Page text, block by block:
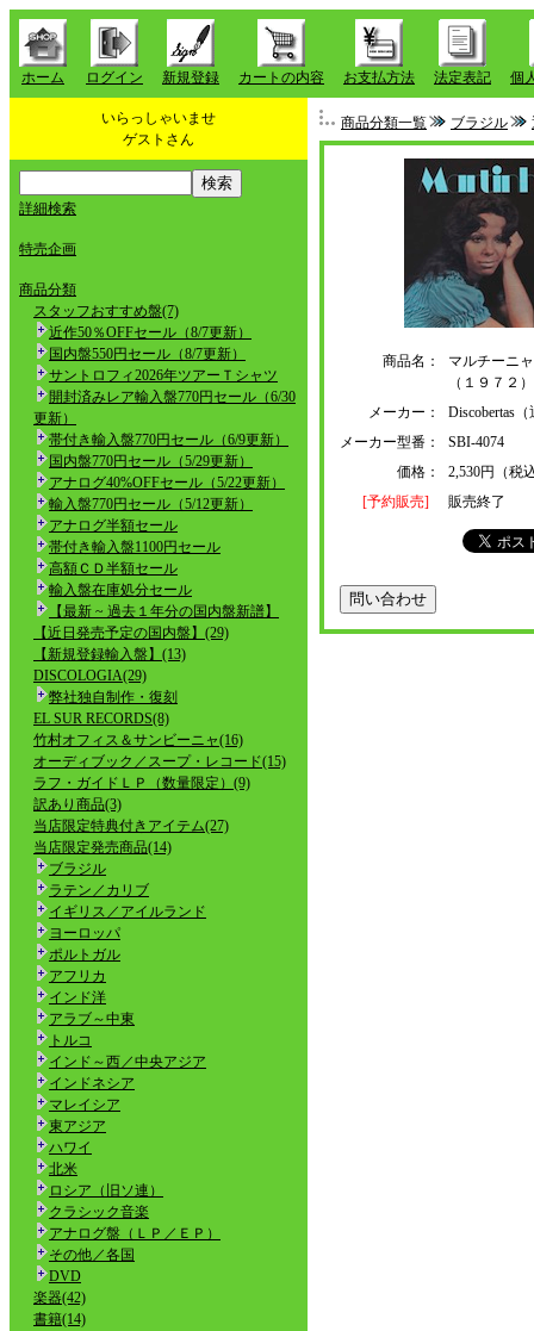
ホーム ログイン 新規登録 カートの内容 お支払方法 法定表記 個
いらっしゃいませ
ゲストさん
詳細検索
特売企画
商品分類
スタッフおすすめ盤(7)
近作50％OFFセール（8/7更新）
国内盤550円セール（8/7更新）
サントロフィ2026年ツアーＴシャツ
開封済みレア輸入盤770円セール（6/30
更新）
帯付き輸入盤770円セール（6/9更新）
国内盤770円セール（5/29更新）
アナログ40%OFFセール（5/22更新）
輸入盤770円セール（5/12更新）
アナログ半額セール
帯付き輸入盤1100円セール
高額ＣＤ半額セール
輸入盤在庫処分セール
【最新 ~ 過去１年分の国内盤新譜】
【近日発売予定の国内盤】(29)
【新規登録輸入盤】(13)
DISCOLOGIA(29)
弊社独自制作・復刻
EL SUR RECORDS(8)
竹村オフィス＆サンビーニャ(16)
オーディブック／スープ・レコード(15)
ラフ・ガイドＬＰ（数量限定）(9)
訳あり商品(3)
当店限定特典付きアイテム(27)
当店限定発売商品(14)
ブラジル
ラテン／カリブ
イギリス／アイルランド
ヨーロッパ
ポルトガル
アフリカ
インド洋
アラブ～中東
トルコ
インド～西／中央アジア
インドネシア
マレイシア
東アジア
ハワイ
北米
ロシア（旧ソ連）
クラシック音楽
アナログ盤（ＬＰ／ＥＰ）
その他／各国
DVD
楽器(42)
書籍(14)
商品分類一覧 ブラジル
商品名：
マルチーニ
（１９７２
メーカー：
Discobertas
メーカー型番：
SBI-4074
価格：
2,530円（税
[予約販売]
販売終了